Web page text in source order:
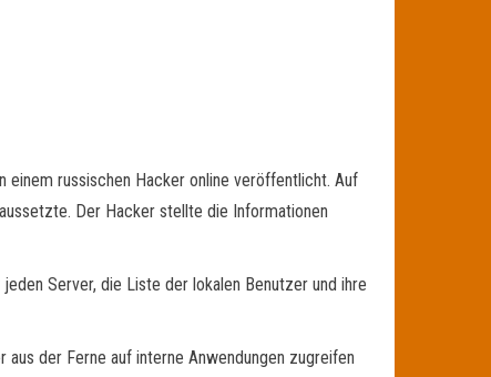
einem russischen Hacker online veröffentlicht. Auf
Der Hacker stellte die Informationen
Server, die Liste der lokalen Benutzer und ihre
der Ferne auf interne Anwendungen zugreifen